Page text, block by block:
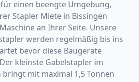
einen beengte Umgebung,
Stapler Miete in Bissingen
an Ihrer Seite. Unsere
werden regelmäßig bis ins
bevor diese Baugeräte
kleinste Gabelstapler im
mit maximal 1,5 Tonnen